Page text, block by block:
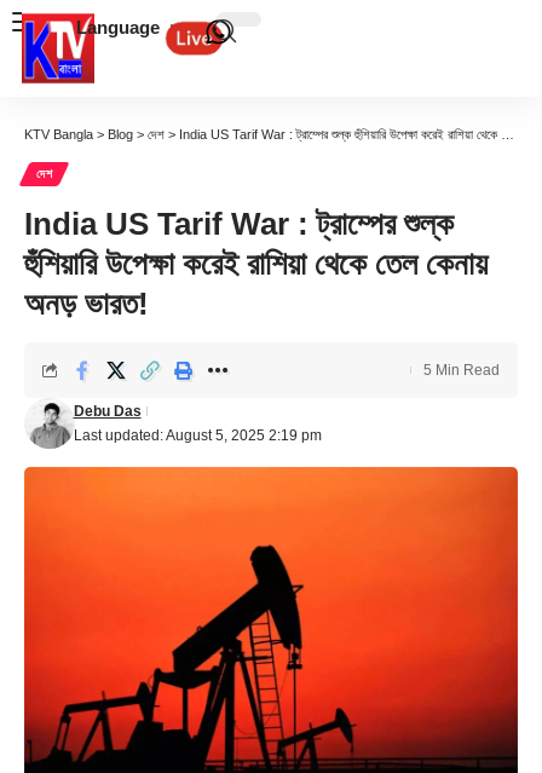
Language
KTV Bangla > Blog > দেশ > India US Tarif War : ট্রাম্পের শুল্ক হুঁশিয়ারি উপেক্ষা করেই রাশিয়া থেকে তেল কেনায় অনড় ভারত!
দেশ
India US Tarif War : ট্রাম্পের শুল্ক
হুঁশিয়ারি উপেক্ষা করেই রাশিয়া থেকে তেল কেনায়
অনড় ভারত!
Last updated: August 5, 2025 2:19 pm
Debu Das
5 Min Read